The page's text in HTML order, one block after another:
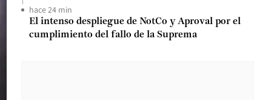
hace 24 min
El intenso despliegue de NotCo y Aproval por el
cumplimiento del fallo de la Suprema